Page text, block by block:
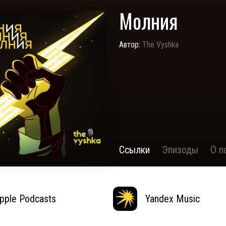
Молния
Автор: The Vyshka
Ссылки Эпизоды О
Podcasts Yandex Music